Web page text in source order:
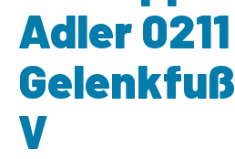
Adler 0211
Gelenkfuß
V